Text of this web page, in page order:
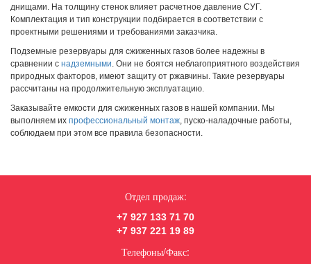
днищами. На толщину стенок влияет расчетное давление СУГ.
Комплектация и тип конструкции подбирается в соответствии с
проектными решениями и требованиями заказчика.
Подземные резервуары для сжиженных газов более надежны в
сравнении с надземными. Они не боятся неблагоприятного воздействия
природных факторов, имеют защиту от ржавчины. Такие резервуары
рассчитаны на продолжительную эксплуатацию.
Заказывайте емкости для сжиженных газов в нашей компании. Мы
выполняем их профессиональный монтаж, пуско-наладочные работы,
соблюдаем при этом все правила безопасности.
Отдел продаж:
+7 927 133 71 70
+7 937 221 19 89
Телефоны/Факс: